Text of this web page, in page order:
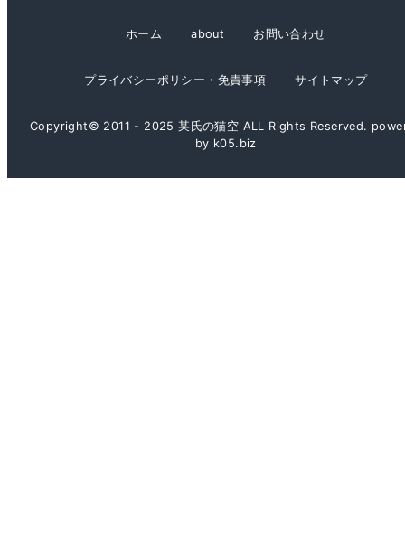
ホーム about お問い合わせ
プライバシーポリシー・免責事項 サイトマップ
Copyright© 2011 - 2025 某氏の猫空 ALL Rights Reserved.
by k05.biz